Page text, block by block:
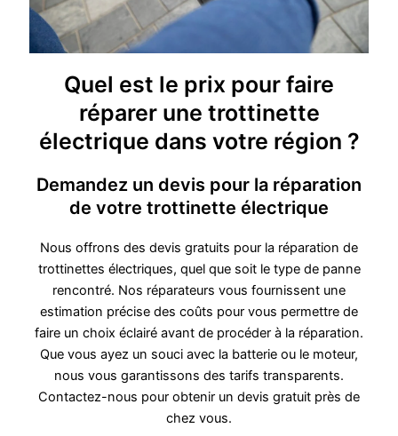
Quel est le prix pour faire
réparer une trottinette
électrique dans votre région ?
Demandez un devis pour la réparation
de votre trottinette électrique
Nous offrons des devis gratuits pour la réparation de
trottinettes électriques, quel que soit le type de panne
rencontré. Nos réparateurs vous fournissent une
estimation précise des coûts pour vous permettre de
faire un choix éclairé avant de procéder à la réparation.
Que vous ayez un souci avec la batterie ou le moteur,
nous vous garantissons des tarifs transparents.
Contactez-nous pour obtenir un devis gratuit près de
chez vous.